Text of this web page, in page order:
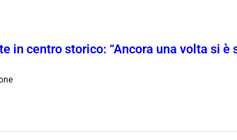
in centro storico: “Ancora una volta si